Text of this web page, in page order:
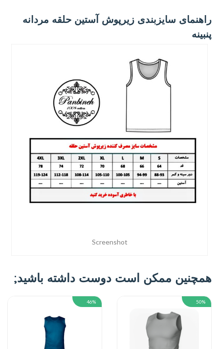
راهنمای سایزبندی زیرپوش آستین حلقه مردانه
پنبینه
Screenshot
همچنین ممکن است دوست داشته باشید;
50%
46%